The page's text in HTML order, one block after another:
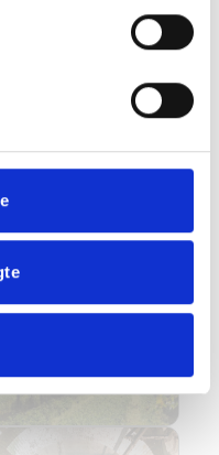
🇩🇰
2 producenter